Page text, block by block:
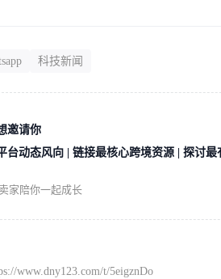
科技新闻
邀请你
台动态风向 | 链接最核心跨境资源 | 探讨最
家陪你一起成长
www.dny123.com/t/5eigznDo